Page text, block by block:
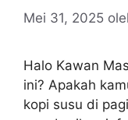
Mei 31, 2025
Halo Kawan
ini? Apakah
kopi susu di